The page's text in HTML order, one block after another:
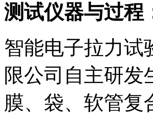
测试仪器与过程
智能电子拉力试
限公司自主研发
膜、袋、软管复